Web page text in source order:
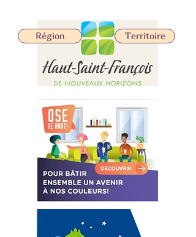
Territoire
Région